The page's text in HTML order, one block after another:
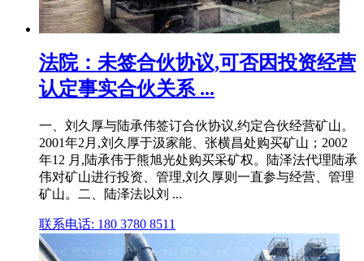
法院：未签合伙协议,可否因投资经营
认定事实合伙关系 ...
一、刘久厚与陆承伟签订合伙协议,约定合伙经营矿山。
2001年2月,刘久厚于汲家能、张横昌处购买矿山；2002
年12 月,陆承伟于熊旭光处购买采矿权。陆泽法代理陆承
伟对矿山进行投资、管理,刘久厚则一直参与经营、管理
矿山。二、陆泽法以刘 ...
联系电话: 180 3780 8511